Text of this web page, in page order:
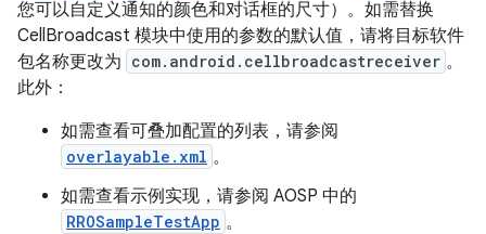
您可以自定义通知的颜色和对话框的尺寸）。如需替换
CellBroadcast 模块中使用的参数的默认值，请将目标软件
包名称更改为 com.android.cellbroadcastreceiver 。
此外：
如需查看可叠加配置的列表，请参阅
overlayable.xml 。
如需查看示例实现，请参阅 AOSP 中的
RROSampleTestApp 。